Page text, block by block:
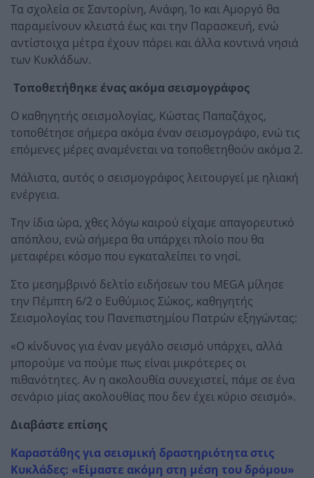
Τα σχολεία σε Σαντορίνη, Ανάφη, Ίο και Αμοργό θα
παραμείνουν κλειστά έως και την Παρασκευή, ενώ
αντίστοιχα μέτρα έχουν πάρει και άλλα κοντινά νησιά
των Κυκλάδων.
Τοποθετήθηκε ένας ακόμα σεισμογράφος
Ο καθηγητής σεισμολογίας, Κώστας Παπαζάχος,
τοποθέτησε σήμερα ακόμα έναν σεισμογράφο, ενώ τις
επόμενες μέρες αναμένεται να τοποθετηθούν ακόμα 2.
Μάλιστα, αυτός ο σεισμογράφος λειτουργεί με ηλιακή
ενέργεια.
Την ίδια ώρα, χθες λόγω καιρού είχαμε απαγορευτικό
απόπλου, ενώ σήμερα θα υπάρχει πλοίο που θα
μεταφέρει κόσμο που εγκαταλείπει το νησί.
Στο μεσημβρινό δελτίο ειδήσεων του MEGA μίλησε
την Πέμπτη 6/2 ο Ευθύμιος Σώκος, καθηγητής
Σεισμολογίας του Πανεπιστημίου Πατρών εξηγώντας:
«Ο κίνδυνος για έναν μεγάλο σεισμό υπάρχει, αλλά
μπορούμε να πούμε πως είναι μικρότερες οι
πιθανότητες. Αν η ακολουθία συνεχιστεί, πάμε σε ένα
σενάριο μίας ακολουθίας που δεν έχει κύριο σεισμό».
Διαβάστε επίσης
Καραστάθης για σεισμική δραστηριότητα στις
Κυκλάδες: «Είμαστε ακόμη στη μέση του δρόμου»